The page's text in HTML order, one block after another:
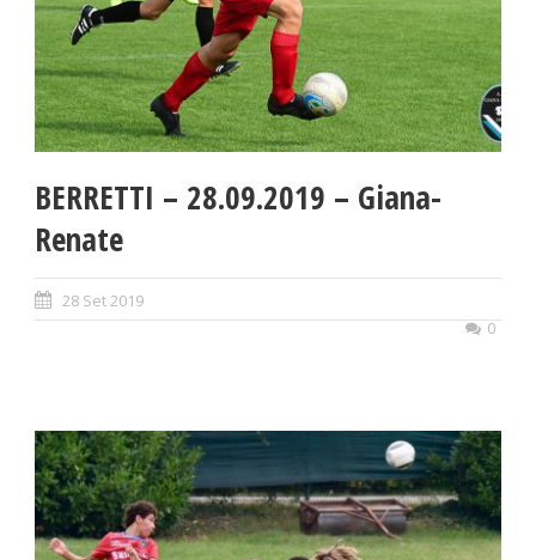
BERRETTI – 28.09.2019 – Giana-
Renate
28 Set 2019
0